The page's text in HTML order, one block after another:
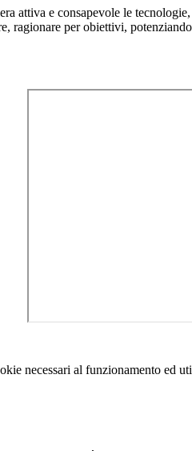
attiva e consapevole le
ragionare per obiettivi,
necessari al funzionamento ed